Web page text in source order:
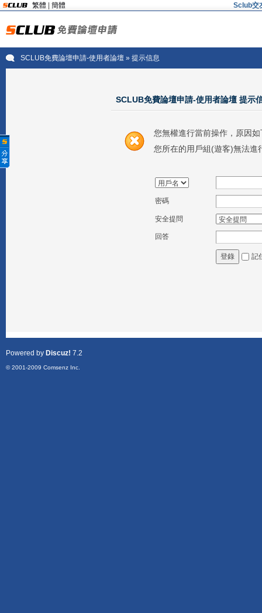
繁體 簡體 Sclub交
SCLUB免費論壇申請-使用者論壇» 提示信息
SCLUB免費論壇申請-使用者論壇 提示
您無權進行當前操作，原因如
您所在的用戶組(遊客)無法進
密碼
安全提問
回答
登錄 記
Powered by Discuz! 7.2
© 2001-2009 Comsenz Inc.